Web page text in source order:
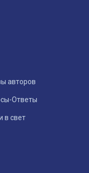
авторов
Ответы
в свет